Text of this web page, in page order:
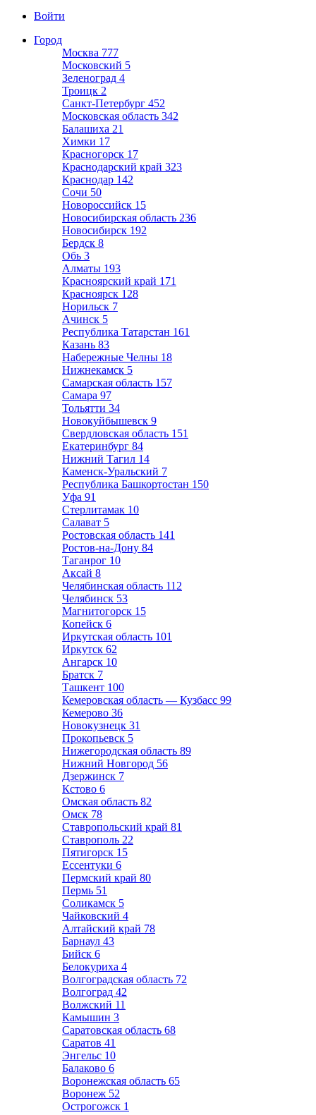
Войти
Город
Москва 777
Московский 5
Зеленоград 4
Троицк 2
Санкт-Петербург 452
Московская область 342
Балашиха 21
Химки 17
Красногорск 17
Краснодарский край 323
Краснодар 142
Сочи 50
Новороссийск 15
Новосибирская область 236
Новосибирск 192
Бердск 8
Обь 3
Алматы 193
Красноярский край 171
Красноярск 128
Норильск 7
Ачинск 5
Республика Татарстан 161
Казань 83
Набережные Челны 18
Нижнекамск 5
Самарская область 157
Самара 97
Тольятти 34
Новокуйбышевск 9
Свердловская область 151
Екатеринбург 84
Нижний Тагил 14
Каменск-Уральский 7
Республика Башкортостан 150
Уфа 91
Стерлитамак 10
Салават 5
Ростовская область 141
Ростов-на-Дону 84
Таганрог 10
Аксай 8
Челябинская область 112
Челябинск 53
Магнитогорск 15
Копейск 6
Иркутская область 101
Иркутск 62
Ангарск 10
Братск 7
Ташкент 100
Кемеровская область — Кузбасс 99
Кемерово 36
Новокузнецк 31
Прокопьевск 5
Нижегородская область 89
Нижний Новгород 56
Дзержинск 7
Кстово 6
Омская область 82
Омск 78
Ставропольский край 81
Ставрополь 22
Пятигорск 15
Ессентуки 6
Пермский край 80
Пермь 51
Соликамск 5
Чайковский 4
Алтайский край 78
Барнаул 43
Бийск 6
Белокуриха 4
Волгоградская область 72
Волгоград 42
Волжский 11
Камышин 3
Саратовская область 68
Саратов 41
Энгельс 10
Балаково 6
Воронежская область 65
Воронеж 52
Острогожск 1